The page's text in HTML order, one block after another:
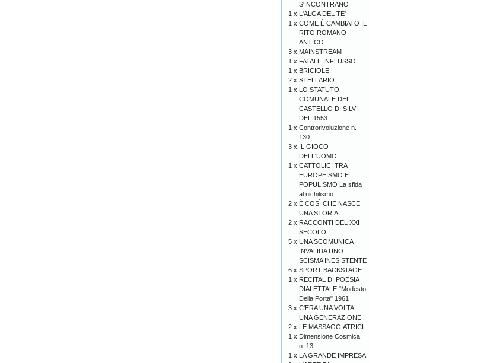
S'INCONTRANO
1 x L'ALGA DEL TE'
1 x COME È CAMBIATO IL
RITO ROMANO
ANTICO
3 x MAINSTREAM
1 x FATALE INFLUSSO
1 x BRICIOLE
2 x STELLARIO
1 x LO STATUTO
COMUNALE DEL
CASTELLO DI SILVI
DEL 1553
1 x Controrivoluzione n.
130
3 x IL GIOCO
DELL'UOMO
1 x CATTOLICI TRA
EUROPEISMO E
POPULISMO La sfida
al nichilismo
2 x È COSÌ CHE NASCE
UNA STORIA
2 x RACCONTI DEL XXI
SECOLO
5 x UNA SCOMUNICA
INVALIDA UNO
SCISMA INESISTENTE
6 x SPORT BACKSTAGE
1 x RECITAL DI POESIA
DIALETTALE "Modesto
Della Porta" 1961
3 x C'ERA UNA VOLTA
UNA GENERAZIONE
2 x LE MASSAGGIATRICI
1 x Dimensione Cosmica
n. 13
1 x LA GRANDE IMPRESA